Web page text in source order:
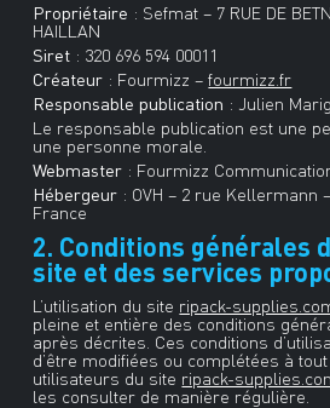
Propriétaire : Sefmat – 7 RUE DE
HAILLAN
Siret : 320 696 594 00011
Créateur : Fourmizz –fourmizz.fr
Responsable publication : Julien
Le responsable publication est une
une personne morale.
Webmaster : Fourmizz
Hébergeur : OVH – 2 rue Kellermann
France
2. Conditions générales
site et des services
L’utilisation du site ripack-
pleine et entière des conditions
après décrites. Ces conditions
d’être modifiées ou complétées à
utilisateurs du site ripack-
les consulter de manière régulière.